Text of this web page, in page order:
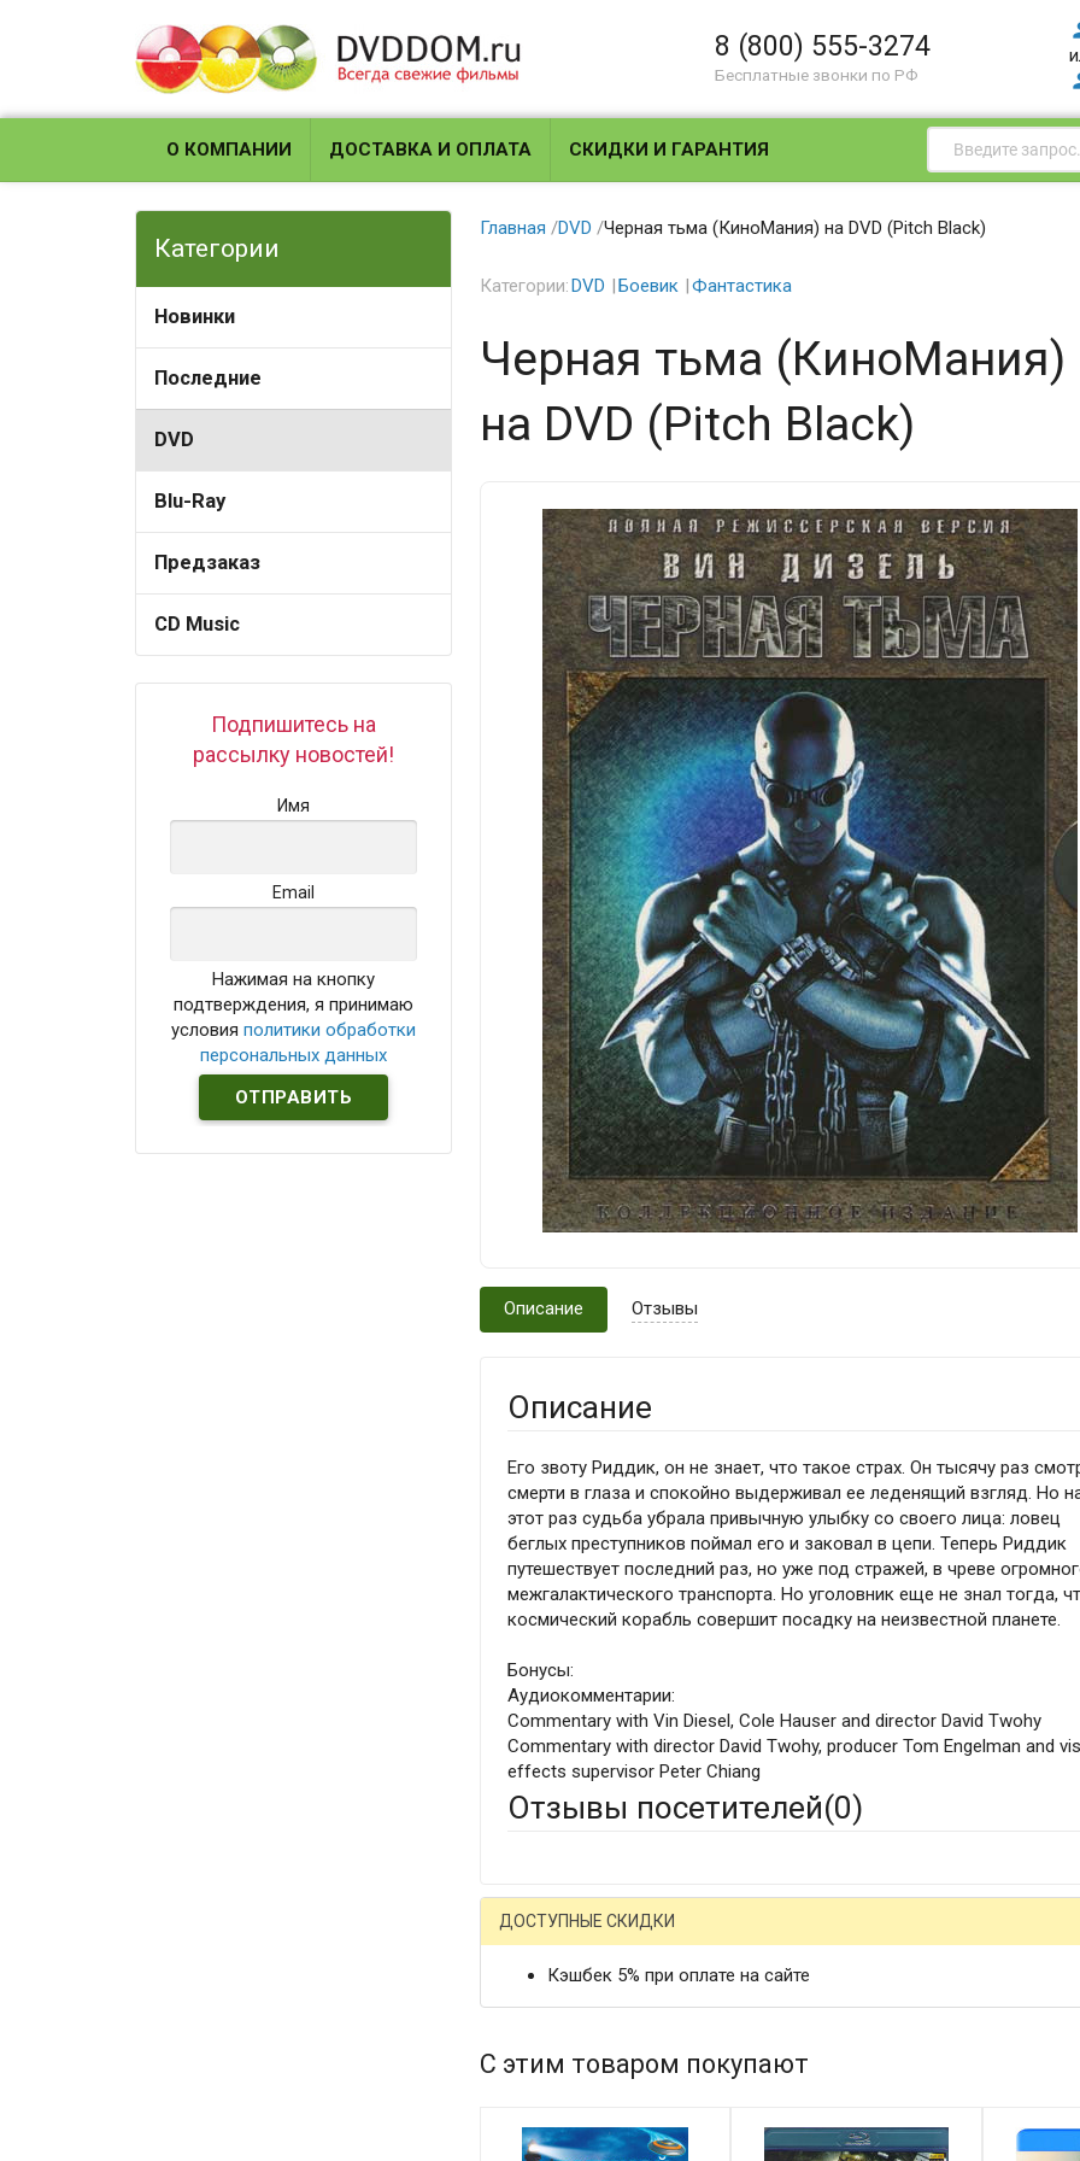
8 (800) 555-3274
Бесплатные звонки по РФ
О КОМПАНИИ ДОСТАВКА И ОПЛАТА СКИДКИ И ГАРАНТИЯ
Категории
Новинки
Последние
DVD
Blu-Ray
Предзаказ
CD Music
Подпишитесь на
рассылку новостей!
Имя
Email
Нажимая на кнопку
подтверждения, я принимаю
условияполитики обработки
персональных данных
Главная /DVD /Черная тьма (КиноМания) на DVD (Pitch Black)
Категории:DVD Боевик Фантастика
Черная тьма (КиноМания)
на DVD (Pitch Black)
Описание Отзывы
Описание
Его звоту Риддик, он не знает, что такое страх. Он тысячу раз
смерти в глаза и спокойно выдерживал ее леденящий взгляд. Но
этот раз судьба убрала привычную улыбку со своего лица: ловец
беглых преступников поймал его и заковал в цепи. Теперь Риддик
путешествует последний раз, но уже под стражей, в чреве
межгалактического транспорта. Но уголовник еще не знал тогда,
космический корабль совершит посадку на неизвестной планете.
Бонусы:
Аудиокомментарии:
Commentary with Vin Diesel, Cole Hauser and director David Twohy
Commentary with director David Twohy, producer Tom Engelman and
effects supervisor Peter Chiang
Отзывы посетителей(0)
ДОСТУПНЫЕ СКИДКИ
Кэшбек 5% при оплате на сайте
С этим товаром покупают